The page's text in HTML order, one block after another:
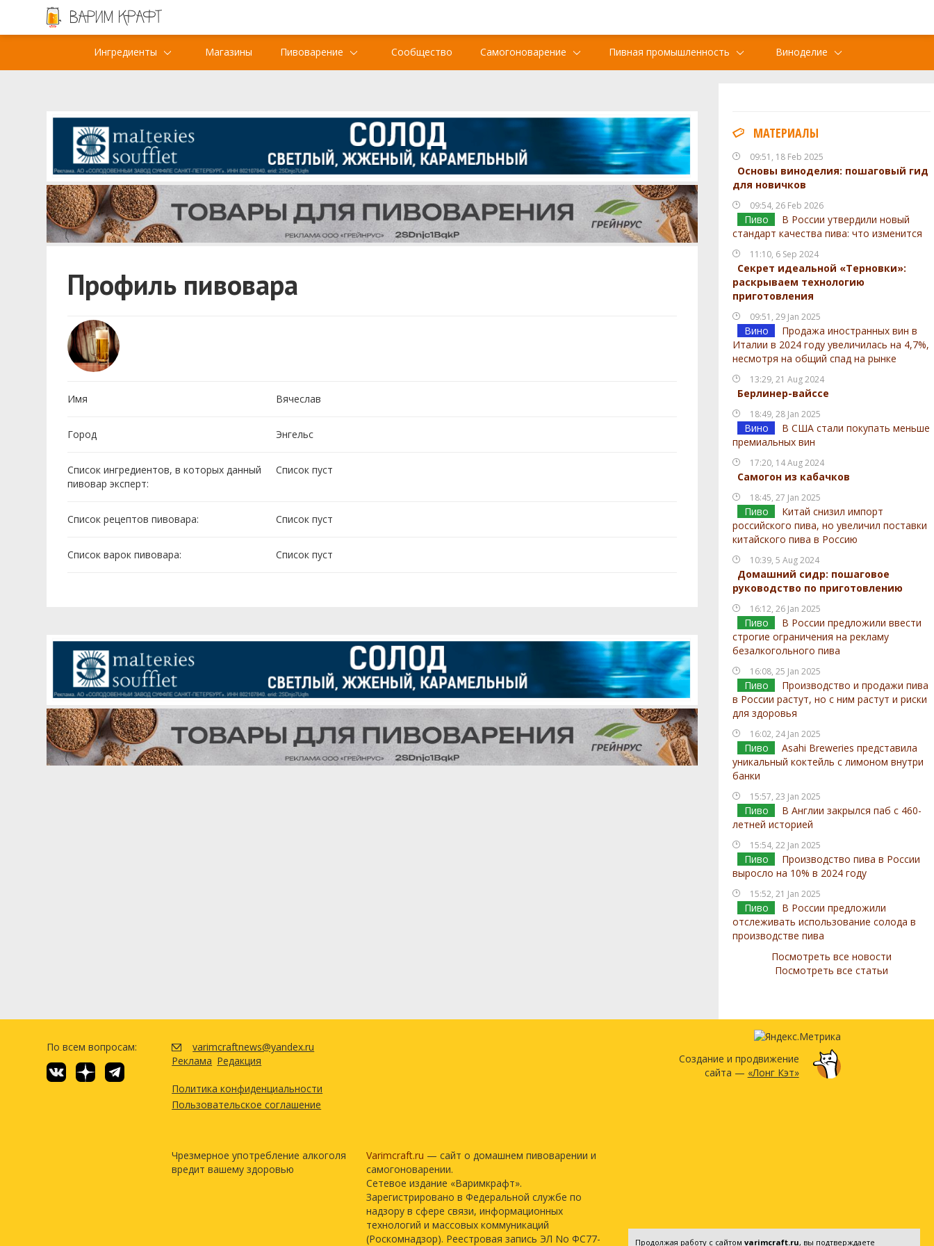
Ингредиенты Магазины Пивоварение Сообщество Самогоноварение Пивная промышленность Виноделие
МАТЕРИАЛЫ
09:51, 18 Feb 2025
Основы виноделия: пошаговый гид
для новичков
09:54, 26 Feb 2026
Пиво
В России утвердили новый
стандарт качества пива: что изменится
11:10, 6 Sep 2024
Секрет идеальной «Терновки»:
раскрываем технологию
приготовления
09:51, 29 Jan 2025
Вино
Продажа иностранных вин в
Италии в 2024 году увеличилась на 4,7%,
несмотря на общий спад на рынке
13:29, 21 Aug 2024
Берлинер-вайссе
18:49, 28 Jan 2025
Вино
В США стали покупать меньше
премиальных вин
17:20, 14 Aug 2024
Самогон из кабачков
18:45, 27 Jan 2025
Пиво
Китай снизил импорт
российского пива, но увеличил поставки
китайского пива в Россию
10:39, 5 Aug 2024
Домашний сидр: пошаговое
руководство по приготовлению
16:12, 26 Jan 2025
Пиво
В России предложили ввести
строгие ограничения на рекламу
безалкогольного пива
16:08, 25 Jan 2025
Пиво
Производство и продажи пива
в России растут, но с ним растут и риски
для здоровья
16:02, 24 Jan 2025
Пиво
Asahi Breweries представила
уникальный коктейль с лимоном внутри
банки
15:57, 23 Jan 2025
Пиво
В Англии закрылся паб с 460-
летней историей
15:54, 22 Jan 2025
Пиво
Производство пива в России
выросло на 10% в 2024 году
15:52, 21 Jan 2025
Пиво
В России предложили
отслеживать использование солода в
производстве пива
Посмотреть все новости
Посмотреть все статьи
Профиль пивовара
Имя Вячеслав
Город Энгельс
Список ингредиентов, в которых данный
пивовар эксперт:
Cписок пуст
Список рецептов пивовара: Cписок пуст
Список варок пивовара: Cписок пуст
По всем вопросам:
varimcraftnews@yandex.ru
Реклама Редакция
Политика конфиденциальности
Пользовательское соглашение
Чрезмерное употребление алкоголя
вредит вашему здоровью
Varimcraft.ru — сайт о домашнем пивоварении и
самогоноварении.
Сетевое издание «Варимкрафт».
Зарегистрировано в Федеральной службе по
надзору в сфере связи, информационных
технологий и массовых коммуникаций
(Роскомнадзор). Реестровая запись ЭЛ No ФС77-
Создание и продвижение
сайта — «Лонг Кэт»
Продолжая работу с сайтом varimcraft.ru, вы подтверждаете